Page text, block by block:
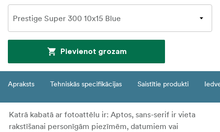
Pievienot grozam
Apraksts Tehniskās specifikācijas Saistītie produkti
Katrā kabatā ar fotoattēlu ir: Aptos, sans-serif ir vieta
rakstīšanai personīgām piezīmēm, datumiem vai